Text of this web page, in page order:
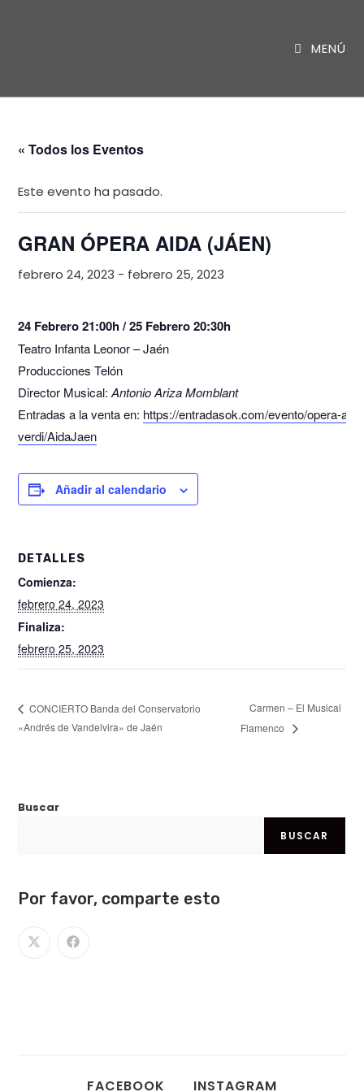
MENÚ
« Todos los Eventos
Este evento ha pasado.
GRAN ÓPERA AIDA (JÁEN)
febrero 24, 2023 - febrero 25, 2023
24 Febrero 21:00h / 25 Febrero 20:30h
Teatro Infanta Leonor – Jaén
Producciones Telón
Director Musical:Antonio Ariza Momblant
Entradas a la venta en: https://entradasok.com/evento/opera-
verdi/AidaJaen
Añadir al calendario
DETALLES
Comienza:
febrero 24, 2023
Finaliza:
febrero 25, 2023
CONCIERTO Banda del Conservatorio
«Andrés de Vandelvira» de Jaén
Carmen – El Musical
Flamenco
Buscar
BUSCAR
Por favor, comparte esto
FACEBOOK INSTAGRAM